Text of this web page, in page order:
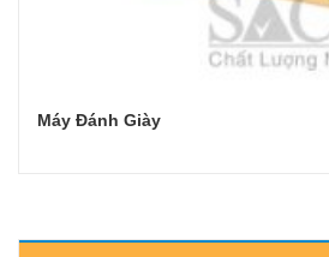
Máy Đánh Giày